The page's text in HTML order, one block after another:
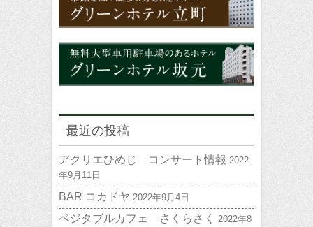
最近の投稿
アクリエひめじ コンサート情報 2022
年9月11日
BAR コカドヤ 2022年9月4日
ベジタブルカフェ さくらさく 2022年8